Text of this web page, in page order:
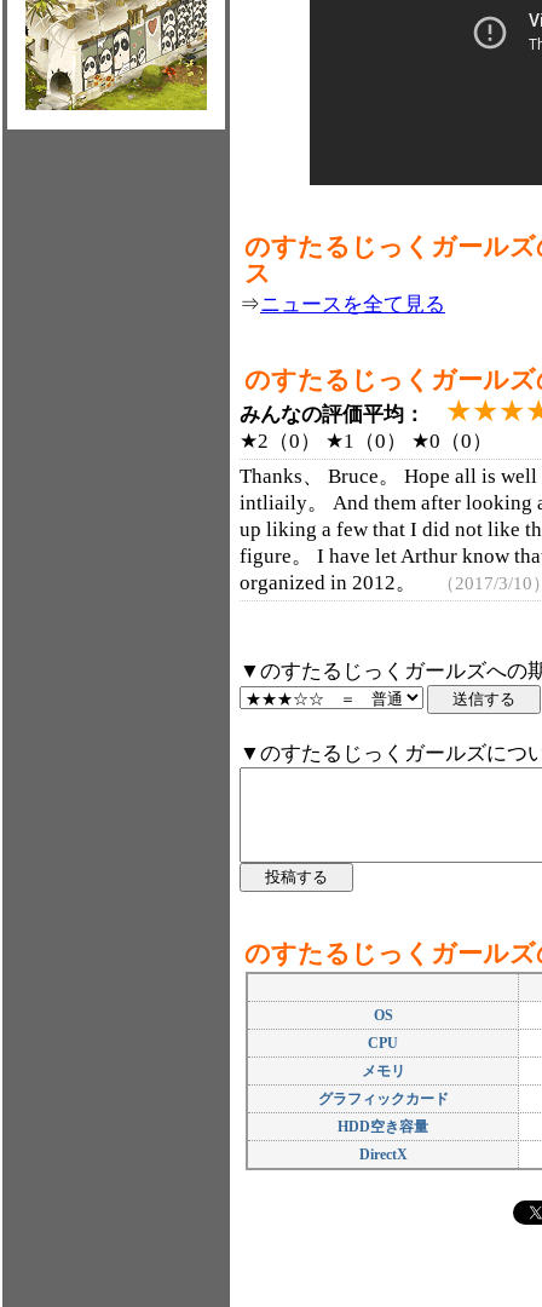
のすたるじっくガール
ス
⇒ニュースを全て見る
のすたるじっくガール
みんなの評価平均：
★2（0） ★1（0） ★0（0）
Thanks、 Bruce。 Hope all is
intliaily。 And them after looking
up liking a few that I did not like
figure。 I have let Arthur know
organized in 2012。
（2017/3/10
▼のすたるじっくガールズへの
▼のすたるじっくガールズにつ
のすたるじっくガール
OS
CPU
メモリ
グラフィックカード
HDD空き容量
DirectX